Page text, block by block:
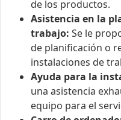
de los productos.
Asistencia en la
trabajo: Se le
de planificación o
instalaciones de
Ayuda para la
una asistencia
equipo para el